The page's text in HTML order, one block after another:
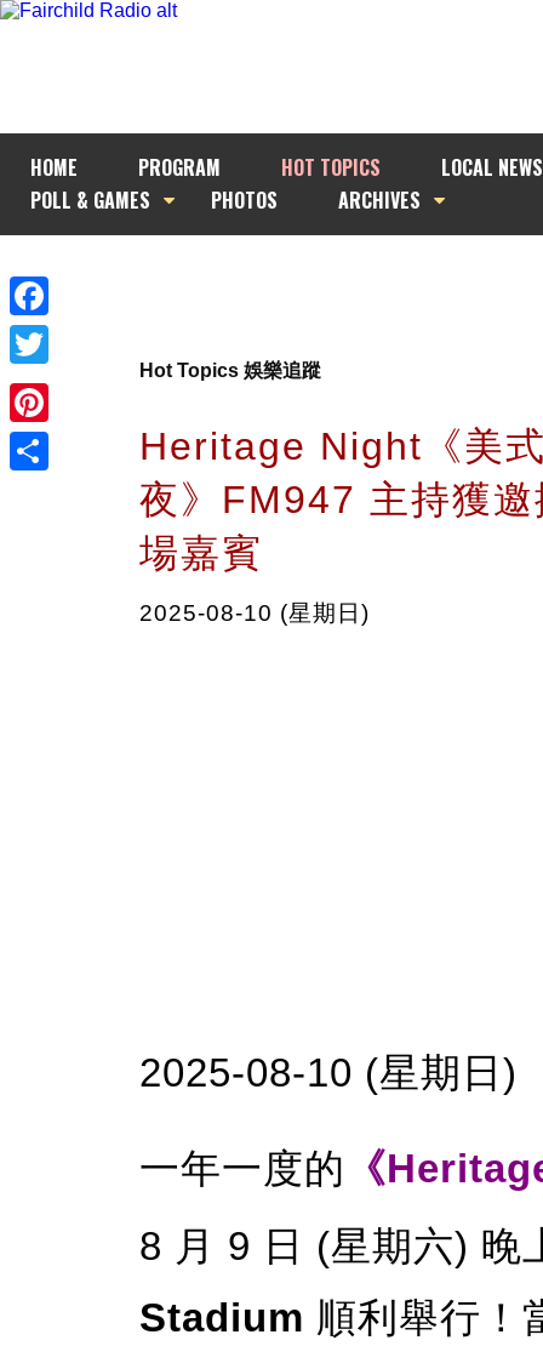
HOME PROGRAM HOT TOPICS
LOCAL NEWS
POLL & GAMES
PHOTOS ARCHIVES
Facebook
Twitter
Pinterest
Hot Topics 娛樂追蹤
Heritage Night《美
夜》FM947 主持獲
場嘉賓
2025-08-10 (星期日)
2025-08-10 (星期日)
一年一度的 《
8 月 9 日 (星期六) 晚
Stadium 順利舉行！